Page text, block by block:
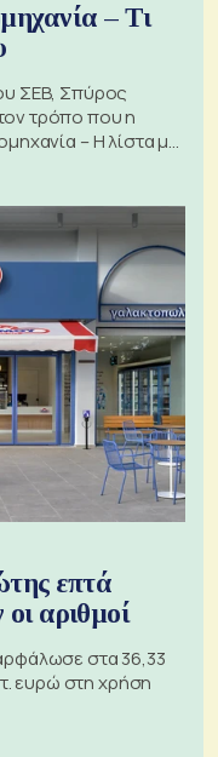
– Τι
ΣΕΒ, Σπύρος
τρόπο που η
– Η λίστα με
επτά
αριθμοί
στα 36,33
ευρώ στη χρήση